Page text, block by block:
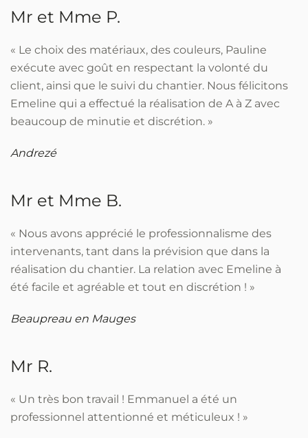
Mr et Mme P.
« Le choix des matériaux, des couleurs, Pauline
exécute avec goût en respectant la volonté du
client, ainsi que le suivi du chantier. Nous félicitons
Emeline qui a effectué la réalisation de A à Z avec
beaucoup de minutie et discrétion. »
Andrezé
Mr et Mme B.
« Nous avons apprécié le professionnalisme des
intervenants, tant dans la prévision que dans la
réalisation du chantier. La relation avec Emeline à
été facile et agréable et tout en discrétion ! »
Beaupreau en Mauges
Mr R.
« Un très bon travail ! Emmanuel a été un
professionnel attentionné et méticuleux ! »